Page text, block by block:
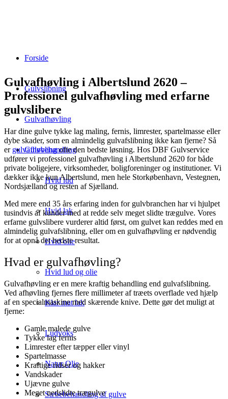
Forside
Gulvslibning
Gulvafhøvling
Gulvbehandling
Hvid lud
Hvid lak
Hvid olie
Hvid lud og olie
Klar mat lak
Ludvoks
Natur Olie
Sæbebehandling af gulve
Gulvafhøvling i Albertslund 2620 –
Professionel gulvafhøvling med erfarne
gulvslibere
Har dine gulve tykke lag maling, fernis, limrester, spartelmasse eller
dybe skader, som en almindelig gulvafslibning ikke kan fjerne? Så
er gulvafhøvlingofte den bedste løsning. Hos DBF Gulvservice
udfører vi professionel gulvafhøvling i Albertslund 2620 for både
private boligejere, virksomheder, boligforeninger og institutioner. Vi
dækker ikke kun Albertslund, men hele Storkøbenhavn, Vestegnen,
Nordsjælland og resten af Sjælland.
Med mere end 35 års erfaring inden for gulvbranchen har vi hjulpet
tusindvis af kunder med at redde selv meget slidte trægulve. Vores
erfarne gulvslibere vurderer altid først, om gulvet kan reddes med en
almindelig gulvafslibning, eller om en gulvafhøvling er nødvendig
for at opnå det bedste resultat.
Hvad er gulvafhøvling?
Gulvafhøvling er en mere kraftig behandling end gulvafslibning.
Ved afhøvling fjernes flere millimeter af træets overflade ved hjælp
af en specialmaskine med skærende knive. Dette gør det muligt at
fjerne:
Gamle malede gulve
Tykke lag fernis
Limrester efter tæpper eller vinyl
Spartelmasse
Kraftige ridser og hakker
Vandskader
Ujævne gulve
Meget nedslidte trægulve